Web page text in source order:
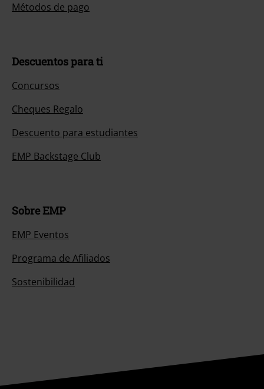
Métodos de pago
Descuentos para ti
Concursos
Cheques Regalo
Descuento para estudiantes
EMP Backstage Club
Sobre EMP
EMP Eventos
Programa de Afiliados
Sostenibilidad